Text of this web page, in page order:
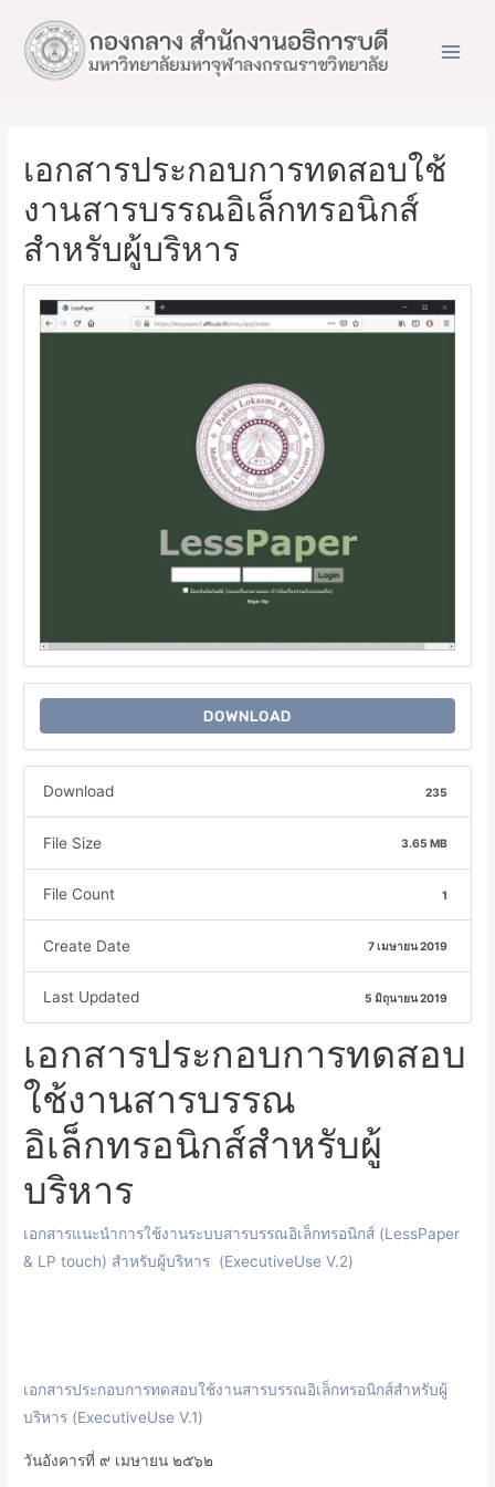
เอกสารประกอบการทดสอบใช้
งานสารบรรณอิเล็กทรอนิกส์
สำหรับผู้บริหาร
DOWNLOAD
Download 235
File Size 3.65 MB
File Count 1
Create Date 7 เมษายน 2019
Last Updated 5 มิถุนายน 2019
เอกสารประกอบการทดสอบ
ใช้งานสารบรรณ
อิเล็กทรอนิกส์สำหรับผู้
บริหาร
เอกสารแนะนำการใช้งานระบบสารบรรณอิเล็กทรอนิกส์ (LessPaper
& LP touch) สำหรับผู้บริหาร (ExecutiveUse V.2)
เอกสารประกอบการทดสอบใช้งานสารบรรณอิเล็กทรอนิกส์สำหรับผู้
บริหาร (ExecutiveUse V.1)
วันอังคารที่ ๙ เมษายน ๒๕๖๒